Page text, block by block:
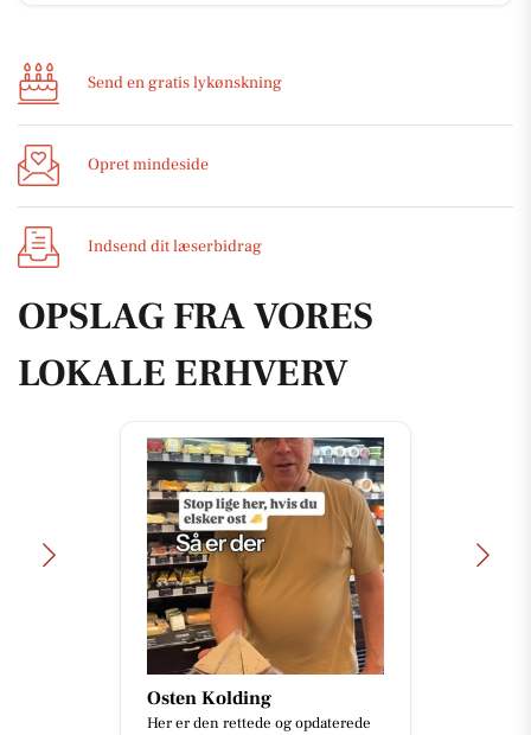
Send en gratis lykønskning
Opret mindeside
Indsend dit læserbidrag
OPSLAG FRA VORES
LOKALE ERHVERV
Osten Kolding
Her er den rettede og opdaterede